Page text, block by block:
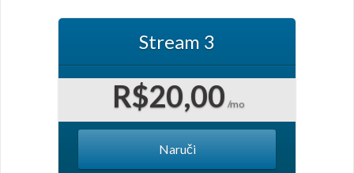
Stream 3
R$20,00 /mo
Naruči